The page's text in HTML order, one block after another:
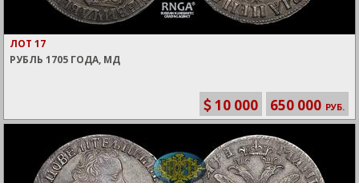
ЛОТ 17
РУБЛЬ 1705 ГОДА, МД
10 000 650 000 РУБ.